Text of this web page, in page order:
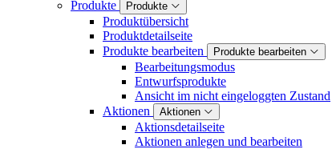
Produkte
Produkte
Produktübersicht
Produktdetailseite
Produkte bearbeiten
Produkte bearbeiten
Bearbeitungsmodus
Entwurfsprodukte
Ansicht im nicht eingeloggten Zustand
Aktionen
Aktionen
Aktionsdetailseite
Aktionen anlegen und bearbeiten